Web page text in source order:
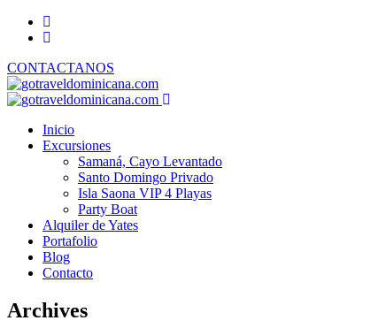
CONTACTANOS
Inicio
Excursiones
Samaná, Cayo Levantado
Santo Domingo Privado
Isla Saona VIP 4 Playas
Party Boat
Alquiler de Yates
Portafolio
Blog
Contacto
Archives